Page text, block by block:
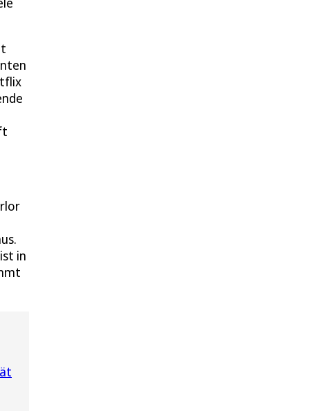
in